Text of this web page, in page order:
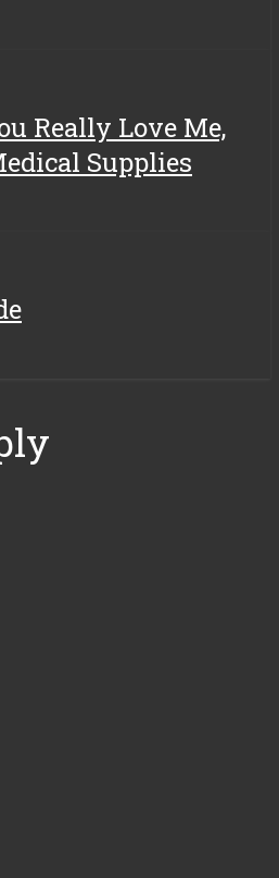
Really Love Me,
Supplies